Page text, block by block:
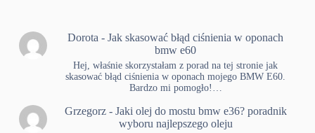
Dorota -Jak skasować błąd ciśnienia w oponach
bmw e60
Hej, właśnie skorzystałam z porad na tej stronie jak
skasować błąd ciśnienia w oponach mojego BMW E60.
Bardzo mi pomogło!…
Grzegorz- Jaki olej do mostu bmw e36? poradnik
wyboru najlepszego oleju